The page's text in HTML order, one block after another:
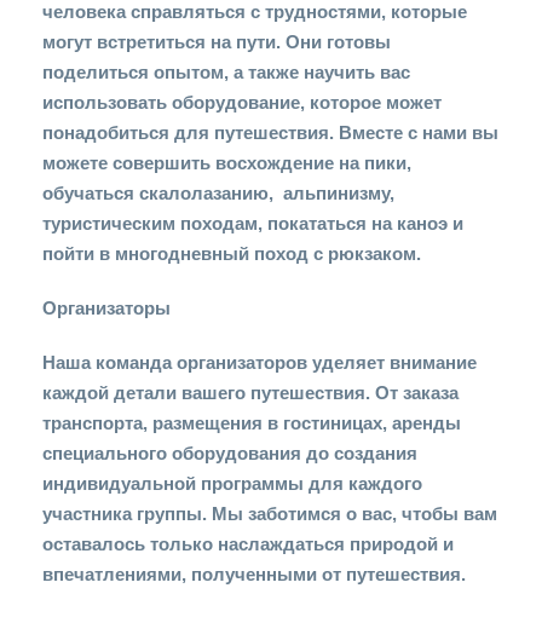
человека справляться с трудностями, которые
могут встретиться на пути. Они готовы
поделиться опытом, а также научить вас
использовать оборудование, которое может
понадобиться для путешествия. Вместе с нами вы
можете совершить восхождение на пики,
обучаться скалолазанию, альпинизму,
туристическим походам, покататься на каноэ и
пойти в многодневный поход с рюкзаком.
Организаторы
Наша команда организаторов уделяет внимание
каждой детали вашего путешествия. От заказа
транспорта, размещения в гостиницах, аренды
специального оборудования до создания
индивидуальной программы для каждого
участника группы. Мы заботимся о вас, чтобы вам
оставалось только наслаждаться природой и
впечатлениями, полученными от путешествия.